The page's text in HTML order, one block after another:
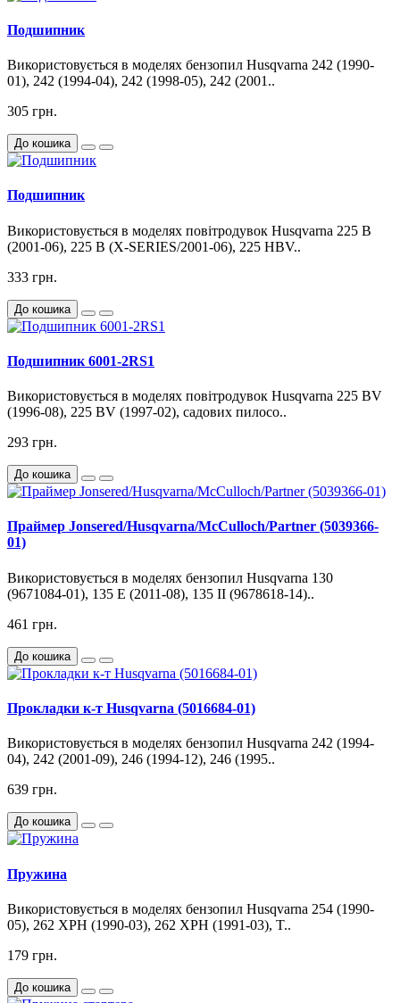
Подшипник
Використовується в моделях бензопил Husqvarna 242 (1990-
01), 242 (1994-04), 242 (1998-05), 242 (2001..
305 грн.
До кошика
Подшипник
Використовується в моделях повітродувок Husqvarna 225 B
(2001-06), 225 B (X-SERIES/2001-06), 225 HBV..
333 грн.
До кошика
Подшипник 6001-2RS1
Використовується в моделях повітродувок Husqvarna 225 BV
(1996-08), 225 BV (1997-02), садових пилосо..
293 грн.
До кошика
Праймер Jonsered/Husqvarna/McCulloch/Partner (5039366-
01)
Використовується в моделях бензопил Husqvarna 130
(9671084-01), 135 E (2011-08), 135 II (9678618-14)..
461 грн.
До кошика
Прокладки к-т Husqvarna (5016684-01)
Використовується в моделях бензопил Husqvarna 242 (1994-
04), 242 (2001-09), 246 (1994-12), 246 (1995..
639 грн.
До кошика
Пружина
Використовується в моделях бензопил Husqvarna 254 (1990-
05), 262 XPH (1990-03), 262 XPH (1991-03), T..
179 грн.
До кошика